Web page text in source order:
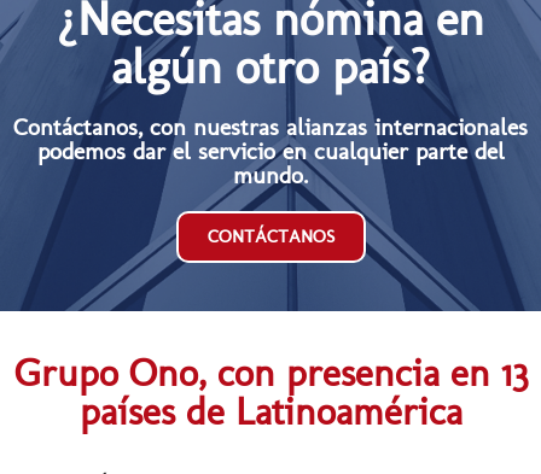
¿Necesitas nómina en
algún otro país?
Contáctanos, con nuestras alianzas internacionales
podemos dar el servicio en cualquier parte del
mundo.
CONTÁCTANOS
Grupo Ono, con presencia en 13
países de Latinoamérica